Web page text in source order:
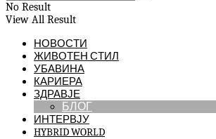
No Result
View All Result
НОВОСТИ
ЖИВОТЕН СТИЛ
УБАВИНА
КАРИЕРА
ЗДРАВЈЕ
БЛОГ
ИНТЕРВЈУ
HYBRID WORLD